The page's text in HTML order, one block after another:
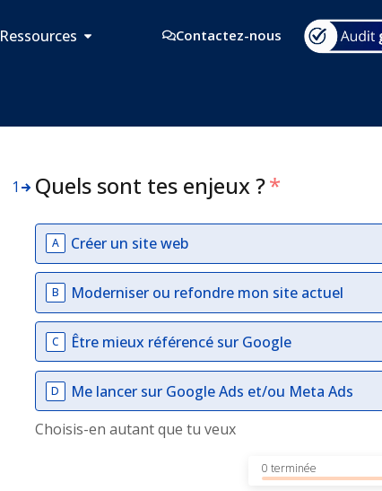
Ressources Contactez-nous
1 Quels sont tes enjeux ?*
A Créer un site web
B Moderniser ou refondre mon site actuel
C Être mieux référencé sur Google
D
Me lancer sur Google Ads et/ou Meta Ads
Choisis-en autant que tu veux
0 terminée